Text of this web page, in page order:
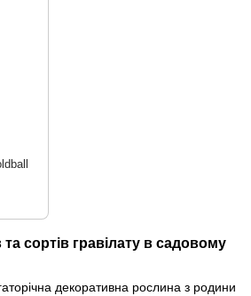
та сортів гравілату в садовому
декоративна рослина з родини